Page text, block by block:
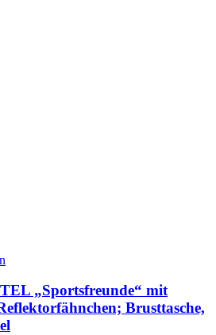
„Sportsfreunde“ mit
Brusttasche,